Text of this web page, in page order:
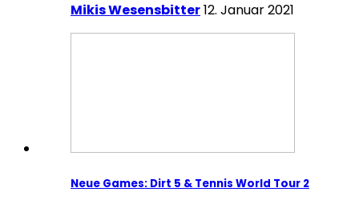
Mikis Wesensbitter12. Januar 2021
Neue Games: Dirt 5 & Tennis World Tour 2